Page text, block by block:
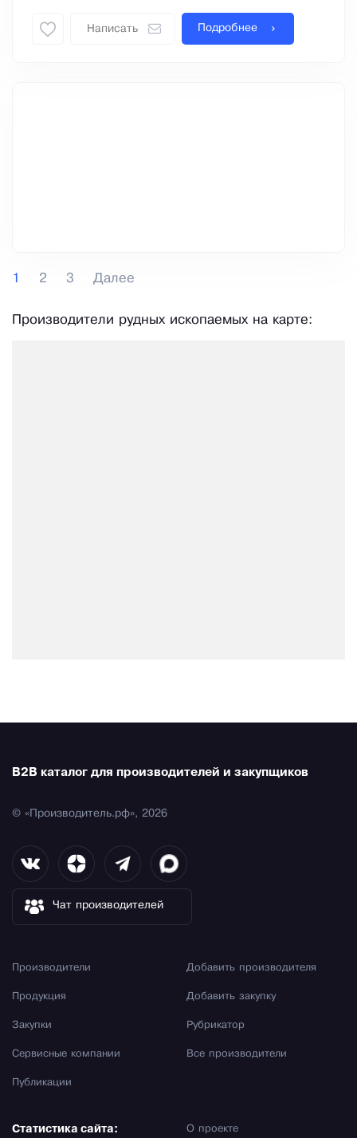
Написать Подробнее
1 2 3 Далее
Производители рудных ископаемых на карте:
B2B каталог для производителей и закупщиков
© «Производитель.рф», 2026
Чат производителей
Производители
Продукция
Закупки
Сервисные компании
Публикации
Добавить производителя
Добавить закупку
Рубрикатор
Все производители
О проекте
Статистика сайта: